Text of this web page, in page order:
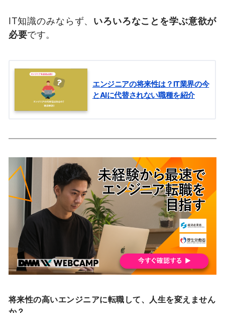
IT知識のみならず、 いろいろなことを学ぶ意欲が
必要です。
エンジニアの将来性は？IT業界の今
とAIに代替されない職種を紹介
将来性の高いエンジニアに転職して、人生を変えません